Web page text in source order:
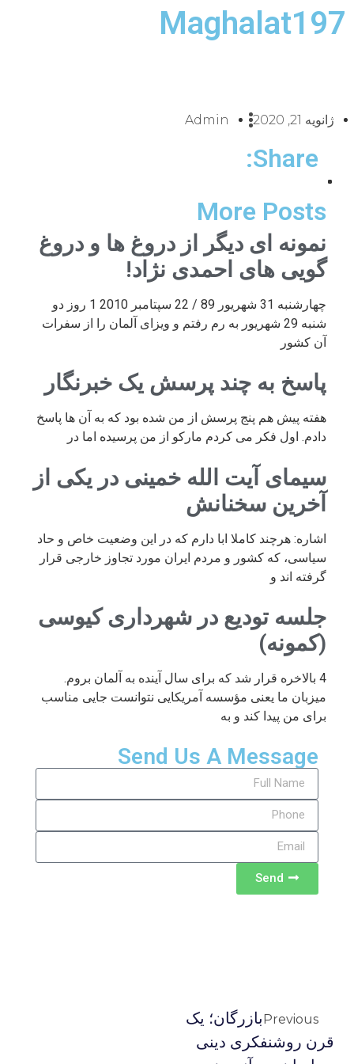
Maghalat197
ژانویه 21, 2020 Admin
Share:
More Posts
نمونه ای دیگر از دروغ ها و دروغ
گویی های احمدی نژاد!
چهارشنبه 31 شهریور 89 / 22 سپتامبر 2010 1 روز دو
شنبه 29 شهریور به رم رفتم و ویزای آلمان را از سفرات
آن کشور
پاسخ به چند پرسش یک خبرنگار
هفته پیش هم پنج پرسش از من شده بود که به آن ها پاسخ
دادم. اول فکر می کردم مارکو از من پرسیده اما در
سیمای آیت الله خمینی در یکی از
آخرین سخنانش
اشاره: هرچند کاملا ابا دارم که در این وضعیت خاص و حاد
سیاسی، که کشور و مردم ایران مورد تجاوز خارجی قرار
گرفته اند و
جلسه تودیع در شهرداری کیوسی
(کمونه)
4 بالاخره قرار شد که برای سال آینده به آلمان بروم.
میزبان ما یعنی مؤسسه آمریکایی نتوانست جایی مناسب
برای من پیدا کند و به
Send Us A Message
Send
Previousبازرگان؛ یک
قرن روشنفکری دینی